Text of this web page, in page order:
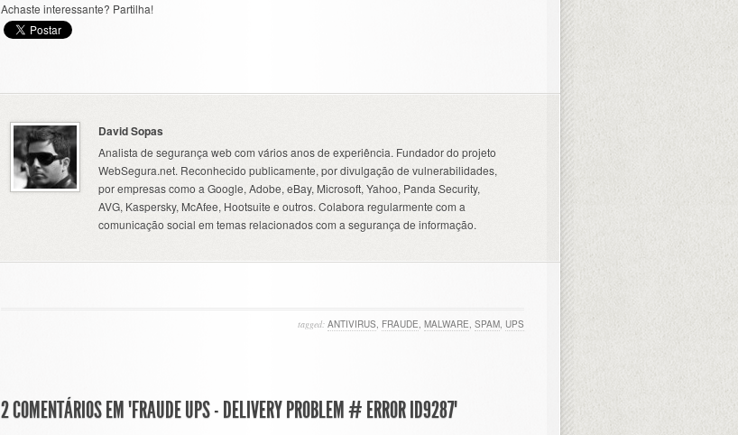
Achaste interessante? Partilha!
David Sopas
Analista de segurança web com vários anos de experiência. Fundador do projeto
WebSegura.net. Reconhecido publicamente, por divulgação de vulnerabilidades,
por empresas como a Google, Adobe, eBay, Microsoft, Yahoo, Panda Security,
AVG, Kaspersky, McAfee, Hootsuite e outros. Colabora regularmente com a
comunicação social em temas relacionados com a segurança de informação.
tagged: ANTIVIRUS, FRAUDE, MALWARE, SPAM, UPS
2 COMENTÁRIOS EM "FRAUDE UPS - DELIVERY PROBLEM # ERROR ID9287"